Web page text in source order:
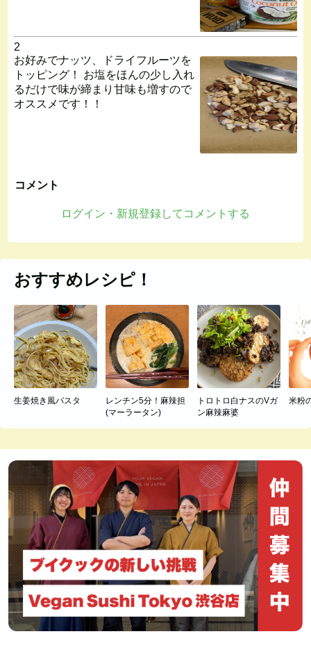
2
お好みでナッツ、ドライフルーツを
トッピング！ お塩をほんの少し入れ
るだけで味が締まり甘味も増すので
オススメです！！
コメント
ログイン・新規登録してコメントする
おすすめレシピ！
生姜焼き風パスタ
レンチン5分！麻辣担
(マーラータン)
トロトロ白ナスのVガ
ン麻辣麻婆
米粉